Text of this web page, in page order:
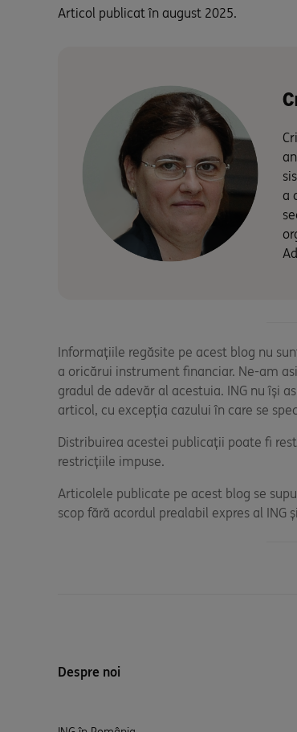
Articol publicat în august 2025.
a
Informațiile regăsite pe acest blog nu
a oricărui instrument financiar. Ne-am
gradul de adevăr al acestuia. ING nu își
articol, cu excepția cazului în care se
Distribuirea acestei publicații poate fi
restricțiile impuse.
Articolele publicate pe acest blog se
scop fără acordul prealabil expres al
Despre noi